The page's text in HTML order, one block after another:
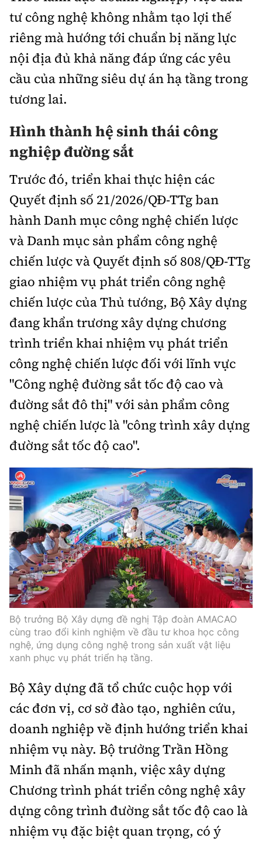
tư công nghệ không nhằm tạo lợi thế
riêng mà hướng tới chuẩn bị năng lực
nội địa đủ khả năng đáp ứng các yêu
cầu của những siêu dự án hạ tầng trong
tương lai.
Hình thành hệ sinh thái công
nghiệp đường sắt
Trước đó, triển khai thực hiện các
Quyết định số 21/2026/QĐ-TTg ban
hành Danh mục công nghệ chiến lược
và Danh mục sản phẩm công nghệ
chiến lược và Quyết định số 808/QĐ-TTg
giao nhiệm vụ phát triển công nghệ
chiến lược của Thủ tướng, Bộ Xây dựng
đang khẩn trương xây dựng chương
trình triển khai nhiệm vụ phát triển
công nghệ chiến lược đối với lĩnh vực
"Công nghệ đường sắt tốc độ cao và
đường sắt đô thị" với sản phẩm công
nghệ chiến lược là "công trình xây dựng
đường sắt tốc độ cao".
Bộ trưởng Bộ Xây dựng đề nghị Tập đoàn AMACAO
cùng trao đổi kinh nghiệm về đầu tư khoa học công
nghệ, ứng dụng công nghệ trong sản xuất vật liệu
xanh phục vụ phát triển hạ tầng.
Bộ Xây dựng đã tổ chức cuộc họp với
các đơn vị, cơ sở đào tạo, nghiên cứu,
doanh nghiệp về định hướng triển khai
nhiệm vụ này. Bộ trưởng Trần Hồng
Minh đã nhấn mạnh, việc xây dựng
Chương trình phát triển công nghệ xây
dựng công trình đường sắt tốc độ cao là
nhiệm vụ đặc biệt quan trọng, có ý